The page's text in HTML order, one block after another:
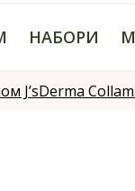
НАБОРИ
J’sDerma